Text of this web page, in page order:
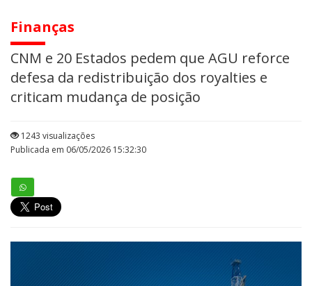
Finanças
CNM e 20 Estados pedem que AGU reforce
defesa da redistribuição dos royalties e
criticam mudança de posição
1243 visualizações
Publicada em 06/05/2026 15:32:30